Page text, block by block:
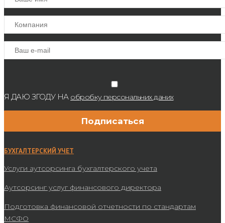
Я ДАЮ ЗГОДУ НА обробку персональних даних
БУХГАЛТЕРСКИЙ УЧЕТ
Услуги аутсорсинга бухгалтерского учета
Аутсорсинг услуг финансового директора
Подготовка финансовой отчетности по стандартам
МСФО